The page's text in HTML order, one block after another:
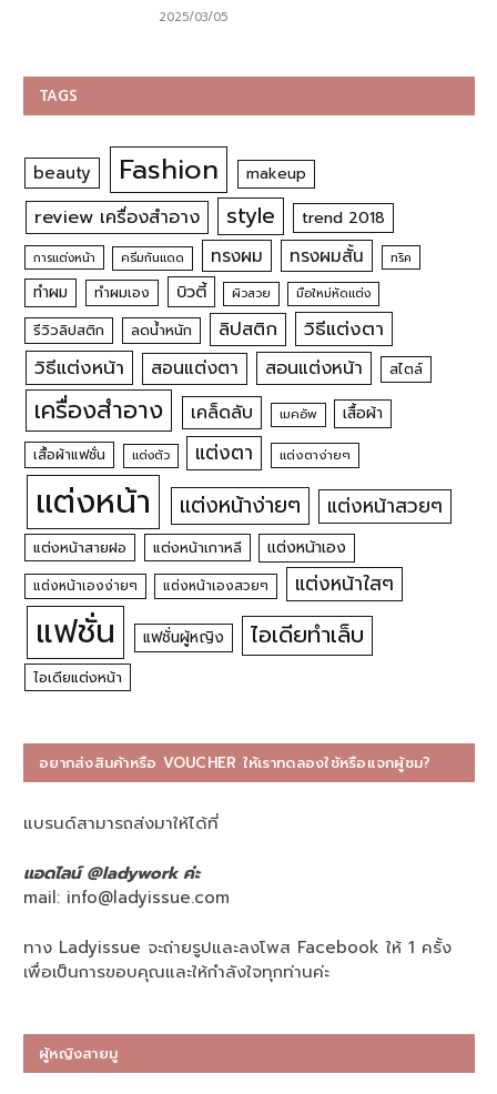
2025/03/05
TAGS
beauty Fashion makeup
review เครื่องสำอาง style trend 2018
การแต่งหน้า ครีมกันแดด ทรงผม ทรงผมสั้น ทริค
ทำผม ทำผมเอง บิวตี้ ผิวสวย มือใหม่หัดแต่ง
รีวิวลิปสติก ลดน้ำหนัก ลิปสติก
วิธีแต่งตา
วิธีแต่งหน้า
สอนแต่งตา สอนแต่งหน้า สไตล์
เครื่องสำอาง เคล็ดลับ เมคอัพ เสื้อผ้า
เสื้อผ้าแฟชั่น แต่งตัว แต่งตา แต่งตาง่ายๆ
แต่งหน้า แต่งหน้าง่ายๆ แต่งหน้าสวยๆ
แต่งหน้าสายฝอ แต่งหน้าเกาหลี แต่งหน้าเอง
แต่งหน้าเองง่ายๆ แต่งหน้าเองสวยๆ แต่งหน้าใสๆ
แฟชั่น แฟชั่นผู้หญิง ไอเดียทำเล็บ
ไอเดียแต่งหน้า
อยากส่งสินค้าหรือ VOUCHER ให้เราทดลองใช้หรือแจกผู้ชม?
แบรนด์สามารถส่งมาให้ได้ที่
แอดไลน์ @ladywork ค่ะ
mail: info@ladyissue.com
ทาง Ladyissue จะถ่ายรูปและลงโพส Facebook ให้ 1 ครั้ง
เพื่อเป็นการขอบคุณและให้กำลังใจทุกท่านค่ะ
ผู้หญิงสายมู